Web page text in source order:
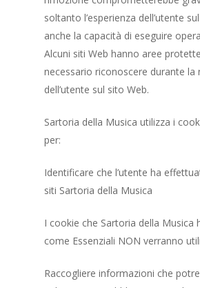
soltanto l’esperienza dell’utente
anche la capacità di eseguire
Alcuni siti Web hanno aree
necessario riconoscere durante la
dell’utente sul sito Web.
Sartoria della Musica utilizza i
per:
Identificare che l’utente ha
siti Sartoria della Musica
I cookie che Sartoria della Musica
come Essenziali NON verranno
Raccogliere informazioni che